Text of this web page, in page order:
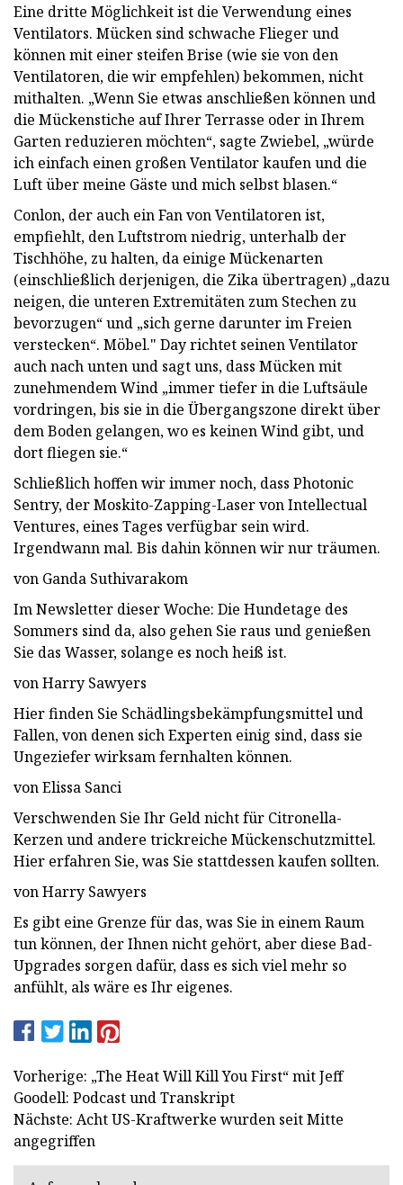
Eine dritte Möglichkeit ist die Verwendung eines
Ventilators. Mücken sind schwache Flieger und
können mit einer steifen Brise (wie sie von den
Ventilatoren, die wir empfehlen) bekommen, nicht
mithalten. „Wenn Sie etwas anschließen können und
die Mückenstiche auf Ihrer Terrasse oder in Ihrem
Garten reduzieren möchten“, sagte Zwiebel, „würde
ich einfach einen großen Ventilator kaufen und die
Luft über meine Gäste und mich selbst blasen.“
Conlon, der auch ein Fan von Ventilatoren ist,
empfiehlt, den Luftstrom niedrig, unterhalb der
Tischhöhe, zu halten, da einige Mückenarten
(einschließlich derjenigen, die Zika übertragen) „dazu
neigen, die unteren Extremitäten zum Stechen zu
bevorzugen“ und „sich gerne darunter im Freien
verstecken“. Möbel." Day richtet seinen Ventilator
auch nach unten und sagt uns, dass Mücken mit
zunehmendem Wind „immer tiefer in die Luftsäule
vordringen, bis sie in die Übergangszone direkt über
dem Boden gelangen, wo es keinen Wind gibt, und
dort fliegen sie.“
Schließlich hoffen wir immer noch, dass Photonic
Sentry, der Moskito-Zapping-Laser von Intellectual
Ventures, eines Tages verfügbar sein wird.
Irgendwann mal. Bis dahin können wir nur träumen.
von Ganda Suthivarakom
Im Newsletter dieser Woche: Die Hundetage des
Sommers sind da, also gehen Sie raus und genießen
Sie das Wasser, solange es noch heiß ist.
von Harry Sawyers
Hier finden Sie Schädlingsbekämpfungsmittel und
Fallen, von denen sich Experten einig sind, dass sie
Ungeziefer wirksam fernhalten können.
von Elissa Sanci
Verschwenden Sie Ihr Geld nicht für Citronella-
Kerzen und andere trickreiche Mückenschutzmittel.
Hier erfahren Sie, was Sie stattdessen kaufen sollten.
von Harry Sawyers
Es gibt eine Grenze für das, was Sie in einem Raum
tun können, der Ihnen nicht gehört, aber diese Bad-
Upgrades sorgen dafür, dass es sich viel mehr so ​​
anfühlt, als wäre es Ihr eigenes.
Vorherige: „The Heat Will Kill You First“ mit Jeff
Goodell: Podcast und Transkript
Nächste: Acht US-Kraftwerke wurden seit Mitte
angegriffen